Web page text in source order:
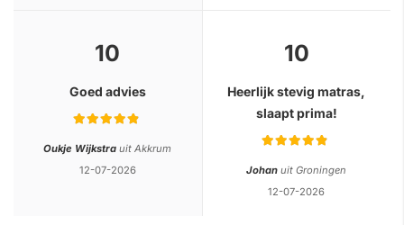
10
Goed advies
Rating:
Oukje Wijkstra uit Akkrum
12-07-2026
10
Heerlijk stevig matras,
slaapt prima!
Rating:
Johan uit Groningen
12-07-2026